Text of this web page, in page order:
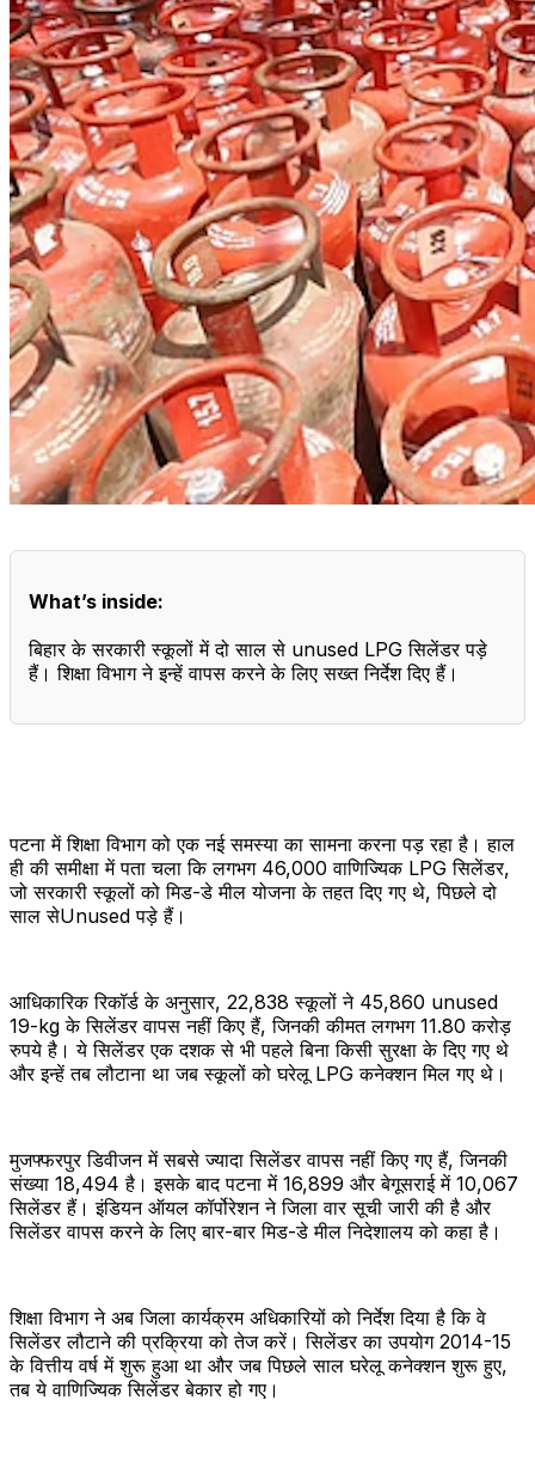
What’s inside:
बिहार के सरकारी स्कूलों में दो साल से unused LPG सिलेंडर पड़े
हैं। शिक्षा विभाग ने इन्हें वापस करने के लिए सख्त निर्देश दिए हैं।
पटना में शिक्षा विभाग को एक नई समस्या का सामना करना पड़ रहा है। हाल
ही की समीक्षा में पता चला कि लगभग 46,000 वाणिज्यिक LPG सिलेंडर,
जो सरकारी स्कूलों को मिड-डे मील योजना के तहत दिए गए थे, पिछले दो
साल सेUnused पड़े हैं।
आधिकारिक रिकॉर्ड के अनुसार, 22,838 स्कूलों ने 45,860 unused
19-kg के सिलेंडर वापस नहीं किए हैं, जिनकी कीमत लगभग 11.80 करोड़
रुपये है। ये सिलेंडर एक दशक से भी पहले बिना किसी सुरक्षा के दिए गए थे
और इन्हें तब लौटाना था जब स्कूलों को घरेलू LPG कनेक्शन मिल गए थे।
मुजफ्फरपुर डिवीजन में सबसे ज्यादा सिलेंडर वापस नहीं किए गए हैं, जिनकी
संख्या 18,494 है। इसके बाद पटना में 16,899 और बेगूसराई में 10,067
सिलेंडर हैं। इंडियन ऑयल कॉर्पोरेशन ने जिला वार सूची जारी की है और
सिलेंडर वापस करने के लिए बार-बार मिड-डे मील निदेशालय को कहा है।
शिक्षा विभाग ने अब जिला कार्यक्रम अधिकारियों को निर्देश दिया है कि वे
सिलेंडर लौटाने की प्रक्रिया को तेज करें। सिलेंडर का उपयोग 2014-15
के वित्तीय वर्ष में शुरू हुआ था और जब पिछले साल घरेलू कनेक्शन शुरू हुए,
तब ये वाणिज्यिक सिलेंडर बेकार हो गए।